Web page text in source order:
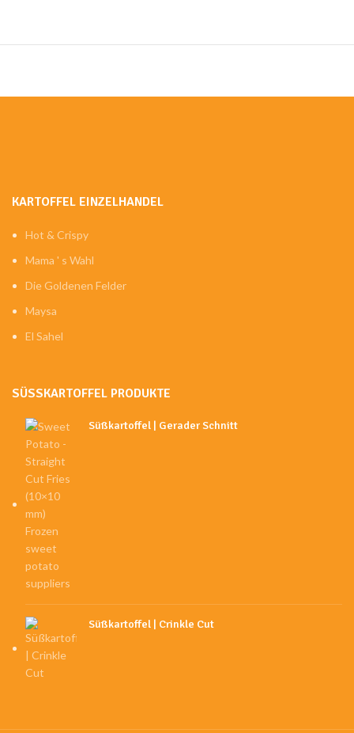
KARTOFFEL EINZELHANDEL
Hot & Crispy
Mama ' s Wahl
Die Goldenen Felder
Maysa
El Sahel
SÜSSKARTOFFEL PRODUKTE
Süßkartoffel | Gerader Schnitt
Süßkartoffel | Crinkle Cut